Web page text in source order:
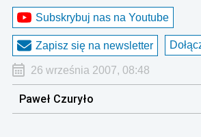
Subskrybuj nas na Youtube
Zapisz się na newsletter
26 września 2007, 08:48
Paweł Czuryło